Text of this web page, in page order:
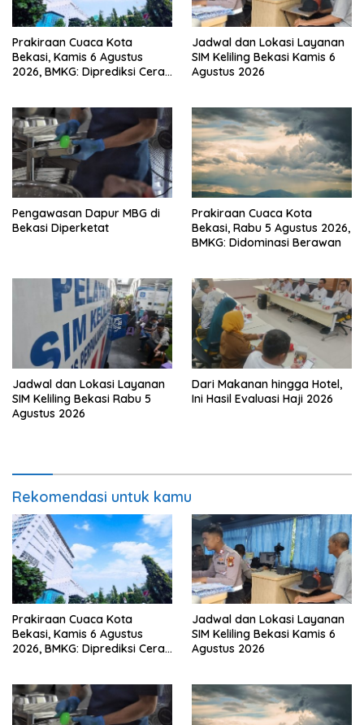
Prakiraan Cuaca Kota
Bekasi, Kamis 6 Agustus
2026, BMKG: Diprediksi Cerah
Jadwal dan Lokasi Layanan
SIM Keliling Bekasi Kamis 6
Agustus 2026
Pengawasan Dapur MBG di
Bekasi Diperketat
Prakiraan Cuaca Kota
Bekasi, Rabu 5 Agustus 2026,
BMKG: Didominasi Berawan
Jadwal dan Lokasi Layanan
SIM Keliling Bekasi Rabu 5
Agustus 2026
Dari Makanan hingga Hotel,
Ini Hasil Evaluasi Haji 2026
Rekomendasi untuk kamu
Prakiraan Cuaca Kota
Bekasi, Kamis 6 Agustus
2026, BMKG: Diprediksi Cerah
Jadwal dan Lokasi Layanan
SIM Keliling Bekasi Kamis 6
Agustus 2026